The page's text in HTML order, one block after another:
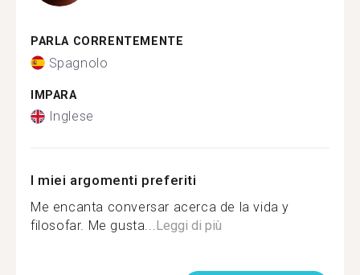
PARLA CORRENTEMENTE
Spagnolo
IMPARA
Inglese
I miei argomenti preferiti
Me encanta conversar acerca de la vida y
filosofar. Me gusta...Leggi di più